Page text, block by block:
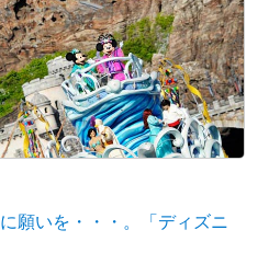
願いを・・・。「ディズニ